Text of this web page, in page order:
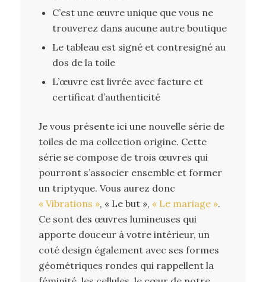
C’est une œuvre unique que vous ne
trouverez dans aucune autre boutique
Le tableau est signé et contresigné au
dos de la toile
L’œuvre est livrée avec facture et
certificat d’authenticité
Je vous présente ici une nouvelle série de
toiles de ma collection origine. Cette
série se compose de trois œuvres qui
pourront s’associer ensemble et former
un triptyque. Vous aurez donc
« Vibrations », « Le but », « Le mariage ».
Ce sont des œuvres lumineuses qui
apporte douceur à votre intérieur, un
coté design également avec ses formes
géométriques rondes qui rappellent la